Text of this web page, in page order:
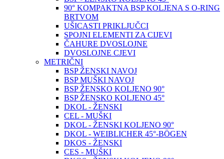
90° KOMPAKTNA BSP KOLJENA S O-RING
BRTVOM
UŠICASTI PRIKLJUČCI
SPOJNI ELEMENTI ZA CIJEVI
ČAHURE DVOSLOJNE
DVOSLOJNE CJEVI
METRIČNI
BSP ŽENSKI NAVOJ
BSP MUŠKI NAVOJ
BSP ŽENSKO KOLJENO 90°
BSP ŽENSKO KOLJENO 45°
DKOL - ŽENSKI
CEL - MUŠKI
DKOL - ŽENSKI KOLJENO 90°
DKOL - WEIBLICHER 45°-BÖGEN
DKOS - ŽENSKI
CES - MUŠKI